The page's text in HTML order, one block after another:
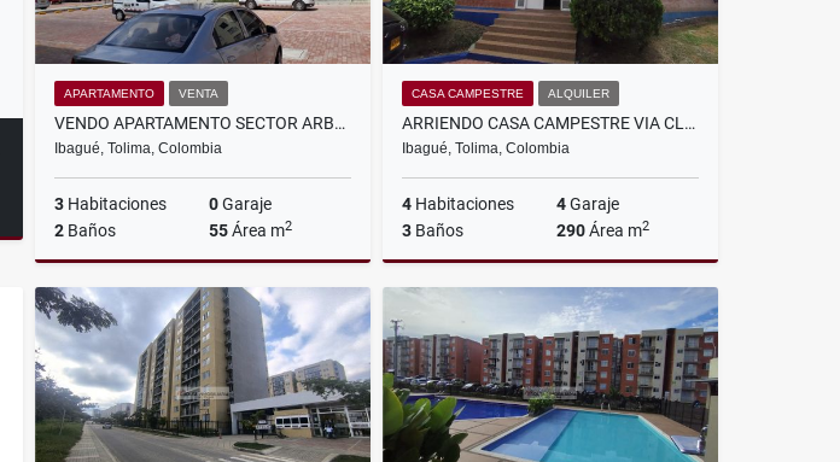
APARTAMENTO VENTA
VENDO APARTAMENTO SECTOR ARBOLEDA CAMPESTRE - CONJUNTO PAYANDE
Ibagué, Tolima, Colombia
3 Habitaciones 0Garaje
2 Baños 55Área m2
Venta
$170.000.000
CASA CAMPESTRE ALQUILER
ARRIENDO CASA CAMPESTRE VIA CLUB CAMPESTRE
Ibagué, Tolima, Colombia
4 Habitaciones 4Garaje
3 Baños 290Área m2
Alquiler
$4.000.000